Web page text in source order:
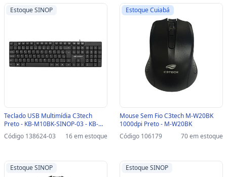
Estoque SINOP
Teclado USB Multimídia C3tech
Preto - KB-M10BK-SINOP-03 - KB-
M10BK
Código 138624-03 16 em estoque
Estoque Cuiabá
Mouse Sem Fio C3tech M-W20BK
1000dpi Preto - M-W20BK
Código 106179
70 em estoque
Estoque SINOP Estoque SINOP